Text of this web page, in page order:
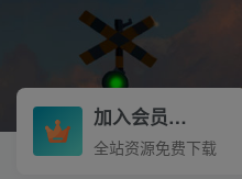
加入会员3.3折
全站资源免费下载